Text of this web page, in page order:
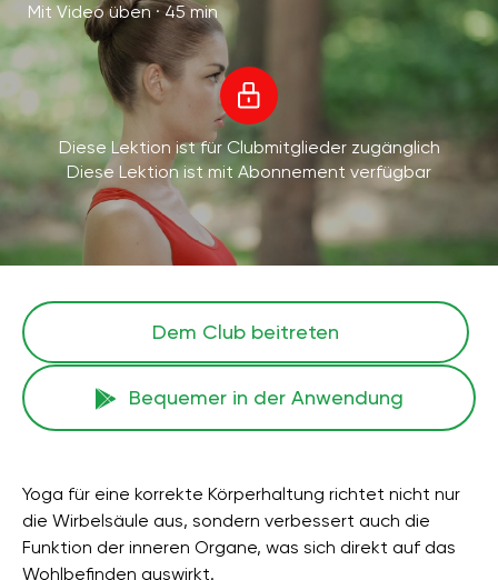
Mit Video üben ·45 min
Diese Lektion ist für Clubmitglieder zugänglich
Diese Lektion ist mit Abonnement verfügbar
Dem Club beitreten
Bequemer in der Anwendung
Yoga für eine korrekte Körperhaltung richtet nicht nur
die Wirbelsäule aus, sondern verbessert auch die
Funktion der inneren Organe, was sich direkt auf das
Wohlbefinden auswirkt.